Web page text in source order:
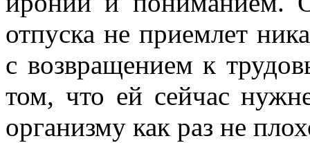
отпуска не приемлет
с возвращением к
том, что ей сейчас
организму как раз не